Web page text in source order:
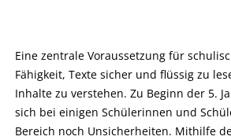
Eine zentrale Voraussetzung für
Fähigkeit, Texte sicher und flüssig zu
Inhalte zu verstehen. Zu Beginn der 5.
sich bei einigen Schülerinnen und
Bereich noch Unsicherheiten. Mithilfe